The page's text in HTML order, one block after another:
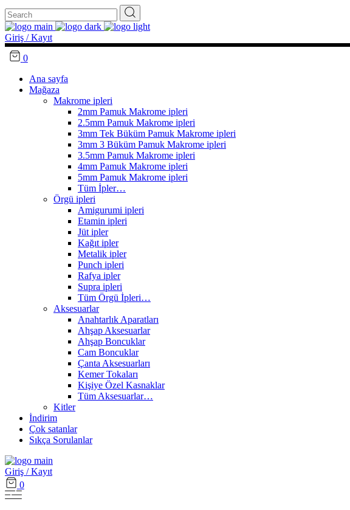
Search
for:
Giriş / Kayıt
0
Ana sayfa
Mağaza
Makrome ipleri
2mm Pamuk Makrome ipleri
2.5mm Pamuk Makrome ipleri
3mm Tek Büküm Pamuk Makrome ipleri
3mm 3 Büküm Pamuk Makrome ipleri
3.5mm Pamuk Makrome ipleri
4mm Pamuk Makrome ipleri
5mm Pamuk Makrome ipleri
Tüm İpler…
Örgü ipleri
Amigurumi ipleri
Etamin ipleri
Jüt ipler
Kağıt ipler
Metalik ipler
Punch ipleri
Rafya ipler
Supra ipleri
Tüm Örgü İpleri…
Aksesuarlar
Anahtarlık Aparatları
Ahşap Aksesuarlar
Ahşap Boncuklar
Cam Boncuklar
Çanta Aksesuarları
Kemer Tokaları
Kişiye Özel Kasnaklar
Tüm Aksesuarlar…
Kitler
İndirim
Çok satanlar
Sıkça Sorulanlar
Giriş / Kayıt
0